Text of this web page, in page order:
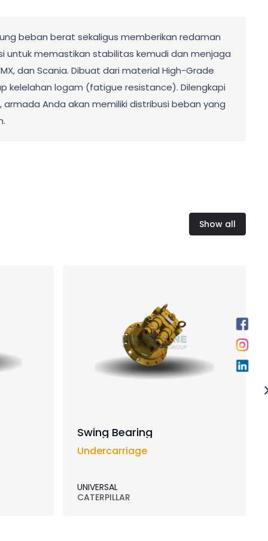
beban berat sekaligus memberikan redaman
untuk memastikan stabilitas kemudi dan menjaga
dan Scania. Dibuat dari material High-Grade
kelelahan logam (fatigue resistance). Dilengkapi
Anda akan memiliki distribusi beban yang
Show all
Swing Bearing
Undercarriage
UNIVERSAL
CATERPILLAR